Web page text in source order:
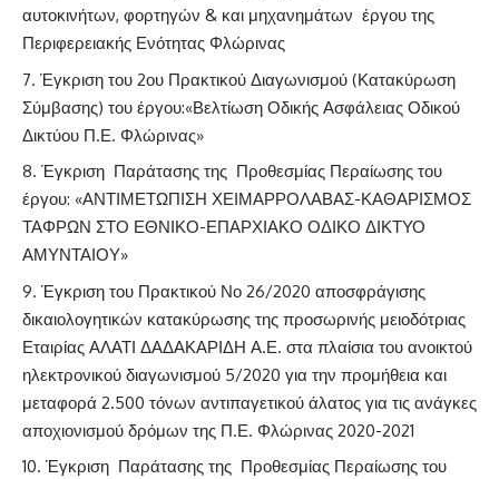
αυτοκινήτων, φορτηγών & και μηχανημάτων έργου της
Περιφερειακής Ενότητας Φλώρινας
Έγκριση του 2ου Πρακτικού Διαγωνισμού (Κατακύρωση
Σύμβασης) του έργου:«Βελτίωση Οδικής Ασφάλειας Οδικού
Δικτύου Π.Ε. Φλώρινας»
Έγκριση Παράτασης της Προθεσμίας Περαίωσης του
έργου: «ΑΝΤΙΜΕΤΩΠΙΣΗ ΧΕΙΜΑΡΡΟΛΑΒΑΣ-ΚΑΘΑΡΙΣΜΟΣ
ΤΑΦΡΩΝ ΣΤΟ ΕΘΝΙΚΟ-ΕΠΑΡΧΙΑΚΟ ΟΔΙΚΟ ΔΙΚΤΥΟ
ΑΜΥΝΤΑΙΟΥ»
Έγκριση του Πρακτικού Νο 26/2020 αποσφράγισης
δικαιολογητικών κατακύρωσης της προσωρινής μειοδότριας
Εταιρίας ΑΛΑΤΙ ΔΑΔΑΚΑΡΙΔΗ Α.Ε. στα πλαίσια του ανοικτού
ηλεκτρονικού διαγωνισμού 5/2020 για την προμήθεια και
μεταφορά 2.500 τόνων αντιπαγετικού άλατος για τις ανάγκες
αποχιονισμού δρόμων της Π.Ε. Φλώρινας 2020-2021
Έγκριση Παράτασης της Προθεσμίας Περαίωσης του